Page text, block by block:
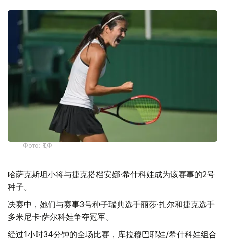
Фото: ҚТФ
哈萨克斯坦小将与捷克搭档安娜·希什科娃成为该赛事的2号
种子。
决赛中，她们与赛事3号种子瑞典选手丽莎·扎尔和捷克选手
多米尼卡·萨尔科娃争夺冠军。
经过1小时34分钟的全场比赛，库拉穆巴耶娃/希什科娃组合